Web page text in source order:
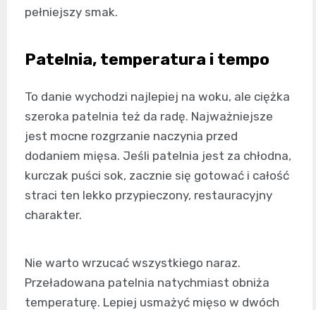
pełniejszy smak.
Patelnia, temperatura i tempo
To danie wychodzi najlepiej na woku, ale ciężka
szeroka patelnia też da radę. Najważniejsze
jest mocne rozgrzanie naczynia przed
dodaniem mięsa. Jeśli patelnia jest za chłodna,
kurczak puści sok, zacznie się gotować i całość
straci ten lekko przypieczony, restauracyjny
charakter.
Nie warto wrzucać wszystkiego naraz.
Przeładowana patelnia natychmiast obniża
temperaturę. Lepiej usmażyć mięso w dwóch